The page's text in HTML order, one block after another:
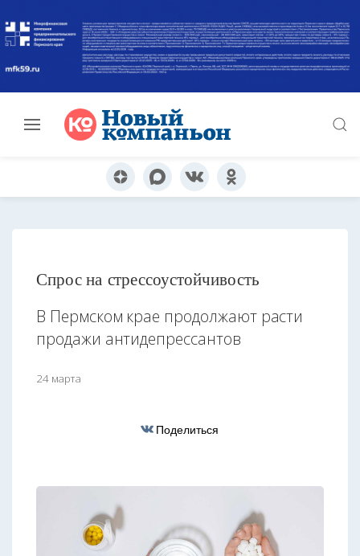
Спрос на стрессоустойчивость
В Пермском крае продолжают расти
продажи антидепрессантов
24 марта
Поделиться